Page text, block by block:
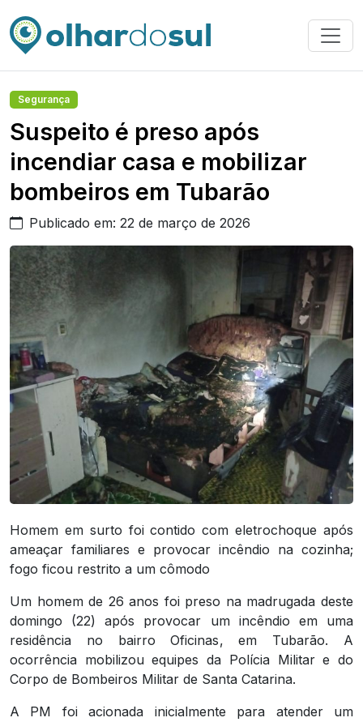
Segurança
Suspeito é preso após
incendiar casa e mobilizar
bombeiros em Tubarão
Publicado em: 22 de março de 2026
Homem em surto foi contido com eletrochoque após
ameaçar familiares e provocar incêndio na cozinha;
fogo ficou restrito a um cômodo
Um homem de 26 anos foi preso na madrugada deste
domingo (22) após provocar um incêndio em uma
residência no bairro Oficinas, em Tubarão. A
ocorrência mobilizou equipes da Polícia Militar e do
Corpo de Bombeiros Militar de Santa Catarina.
A PM foi acionada inicialmente para atender um